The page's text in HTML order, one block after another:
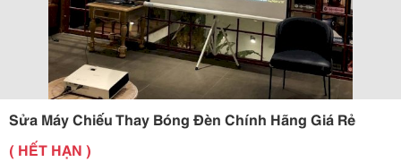
Sửa Máy Chiếu Thay Bóng Đèn Chính Hãng Giá Rẻ
( HẾT HẠN )